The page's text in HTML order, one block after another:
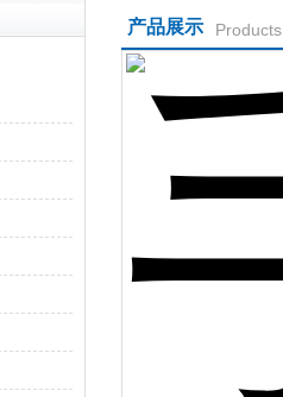
产品展示 Products